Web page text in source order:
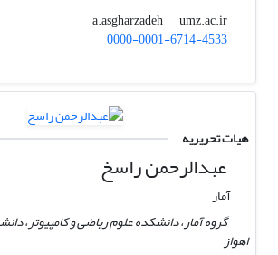
a.asgharzadeh
umz.ac.ir
0000-0001-6714-4533
هیات تحریریه
عبدالرحمن راسخ
آمار
گروه آمار، دانشکده علوم ریاضی و کامپیوتر،
اهواز